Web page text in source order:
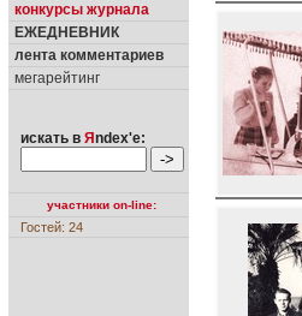
конкурсы журнала
ЕЖЕДНЕВНИК
лента комментариев
мегарейтинг
искать в Я ndex'е:
участники on-line:
Гостей: 24